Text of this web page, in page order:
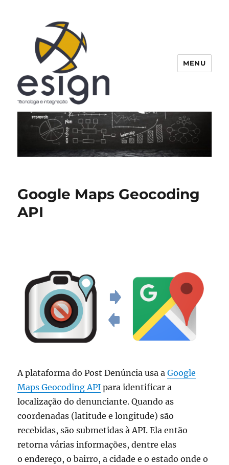
Esign
MENU
Google Maps Geocoding
API
A plataforma do Post Denúncia usa aGoogle
Maps Geocoding API para identificar a
localização do denunciante. Quando as
coordenadas (latitude e longitude) são
recebidas, são submetidas à API. Ela então
retorna várias informações, dentre elas
o endereço, o bairro, a cidade e o estado onde o